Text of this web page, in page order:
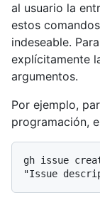
al usuario la
estos
indeseable.
explícitamente
argumentos.
Por ejemplo,
programación,
gh issue